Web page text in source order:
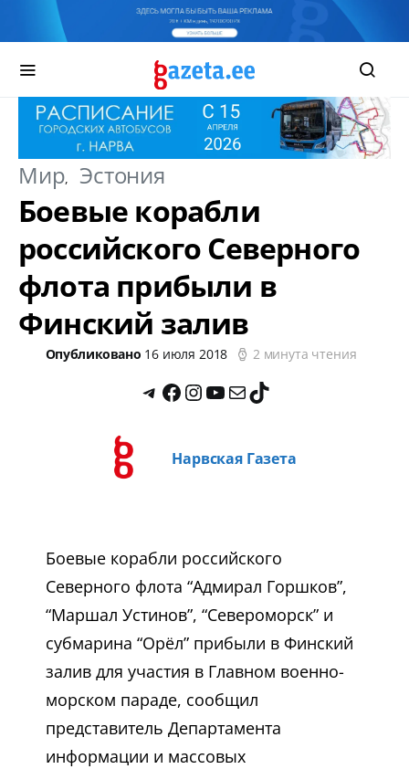
Мир Эстония
Боевые корабли
российского Северного
флота прибыли в
Финский залив
Опубликовано 16 июля 2018 2 минута чтения
Нарвская Газета
Боевые корабли российского
Северного флота “Адмирал Горшков”,
“Маршал Устинов”, “Североморск” и
субмарина “Орёл” прибыли в Финский
залив для участия в Главном военно-
морском параде, сообщил
представитель Департамента
информации и массовых